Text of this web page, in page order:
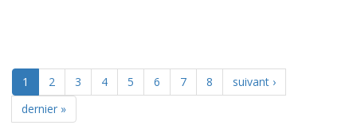
1 2 3 4 5 6 7 8
suivant ›
dernier »